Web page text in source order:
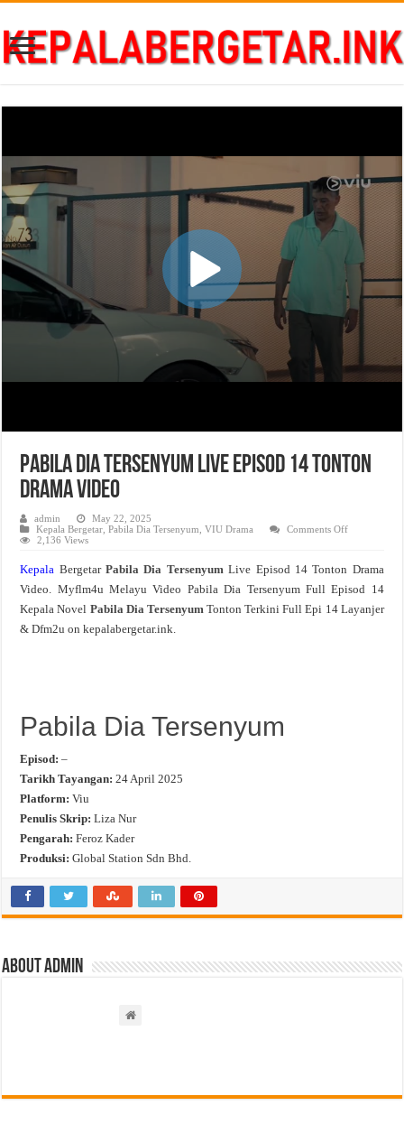
Pabila Dia Tersenyum Live Episod 14 Tonton
Drama Video
admin
May 22, 2025
Kepala Bergetar ,Pabila Dia Tersenyum ,VIU Drama Comments Offon
Live
14
Tonton
Drama
2,136 Views
Kepala BergetarPabila Dia TersenyumLive Episod 14 Tonton Drama
Video. Myflm4u Melayu Video Pabila Dia Tersenyum Full Episod 14
Kepala Novel Pabila Dia Tersenyum Tonton Terkini Full Epi 14 Layanjer
& Dfm2u on kepalabergetar.ink.
Pabila Dia Tersenyum
Episod: –
Tarikh Tayangan: 24 April 2025
Platform: Viu
Penulis Skrip: Liza Nur
Pengarah: Feroz Kader
Produksi: Global Station Sdn Bhd.
About admin